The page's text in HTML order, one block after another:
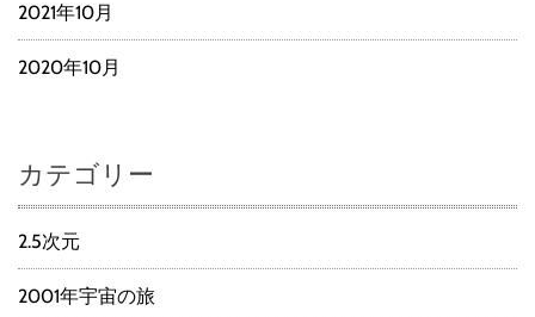
2021年10月
2020年10月
カテゴリー
2.5次元
2001年宇宙の旅